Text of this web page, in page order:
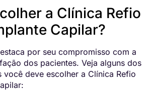
a Clínica Refio
Capilar?
por seu compromisso com a
dos pacientes. Veja alguns dos
você deve escolher a Clínica Refio